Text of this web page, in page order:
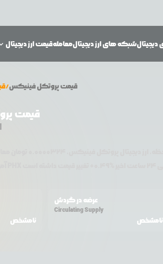
قیمت ارز دیجیتالمعاملهشبکه‌ های ارز دیجیتالدیجیتال
/ قیمتپروتکل فینیکس
قیمت
نامشخص
عرضه در گردش
Circulating Supply
نامشخص